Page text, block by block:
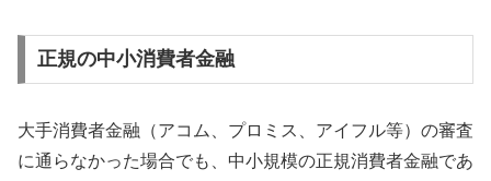
正規の中小消費者金融
大手消費者金融（アコム、プロミス、アイフル等）の審査
に通らなかった場合でも、中小規模の正規消費者金融であ